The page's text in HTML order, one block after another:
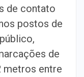
de contato
postos de
de
metros entre